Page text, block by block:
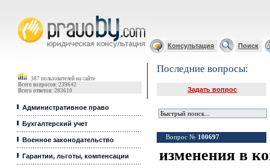
Консультация Поиск
387 пользователей на сайте
Всего вопросов: 239642
Всего ответов: 283610
Административное право
Бухгалтерский учет
Военное законодательство
Гарантии, льготы, компенсации
Последние вопросы:
Задать вопрос
Вопрос № 100697
изменения в